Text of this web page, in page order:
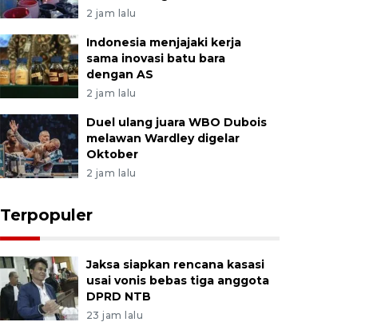
2 jam lalu
Indonesia menjajaki kerja
sama inovasi batu bara
dengan AS
2 jam lalu
Duel ulang juara WBO Dubois
melawan Wardley digelar
Oktober
2 jam lalu
Terpopuler
Jaksa siapkan rencana kasasi
usai vonis bebas tiga anggota
DPRD NTB
23 jam lalu